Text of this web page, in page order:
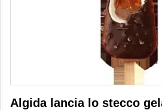
Algida lancia lo stecco